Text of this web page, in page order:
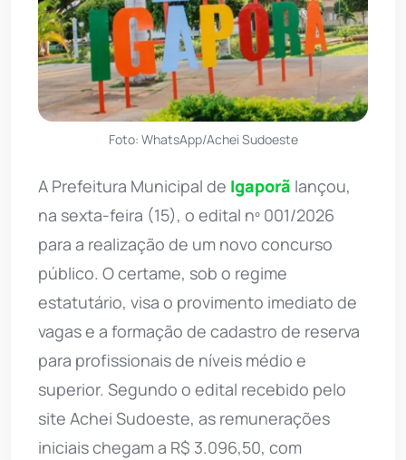
Foto: WhatsApp/Achei Sudoeste
A Prefeitura Municipal de Igaporã lançou,
na sexta-feira (15), o edital nº 001/2026
para a realização de um novo concurso
público. O certame, sob o regime
estatutário, visa o provimento imediato de
vagas e a formação de cadastro de reserva
para profissionais de níveis médio e
superior. Segundo o edital recebido pelo
site Achei Sudoeste, as remunerações
iniciais chegam a R$ 3.096,50, com